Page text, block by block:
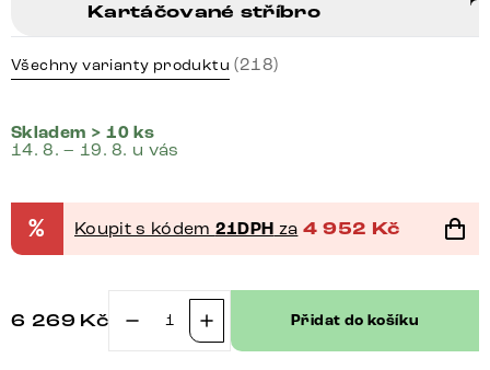
Kartáčované stříbro
Všechny varianty produktu (218)
Skladem > 10 ks
14. 8. – 19. 8. u vás
% Koupit s kódem 21DPH za 4 952 Kč
6 269 Kč Přidat do košíku